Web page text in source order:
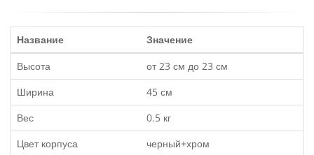
Название
Значение
Высота
от 23 см до 23 см
Ширина
45 см
Вес
0.5 кг
Цвет корпуса
черный+хром